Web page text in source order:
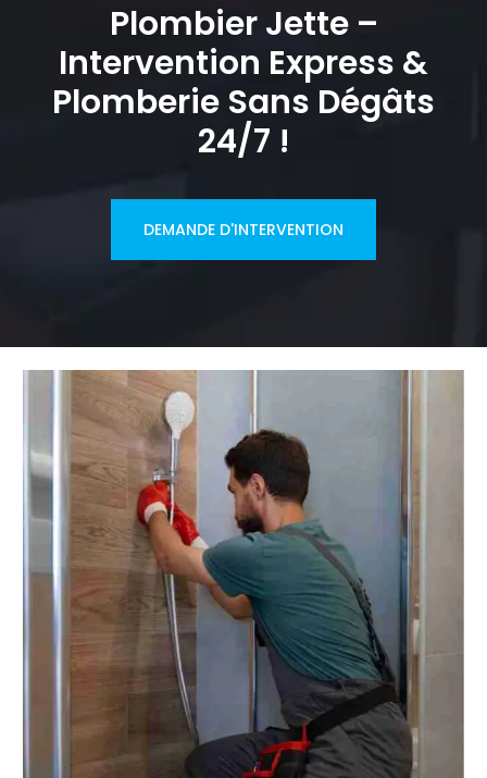
Plombier Jette –
Intervention Express &
Plomberie Sans Dégâts
24/7 !
DEMANDE D'INTERVENTION